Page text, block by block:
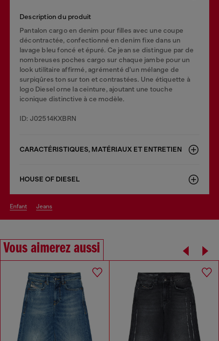
Description du produit
Pantalon cargo en denim pour filles avec une coupe
décontractée, confectionné en denim fixe dans un
lavage bleu foncé et épuré. Ce jean se distingue par de
nombreuses poches cargo sur chaque jambe pour un
look utilitaire affirmé, agrémenté d'un mélange de
surpiqûres ton sur ton et contrastées. Une étiquette à
logo Diesel orne la ceinture, ajoutant une touche
iconique distinctive à ce modèle.
ID: J02514KXBRN
CARACTÉRISTIQUES, MATÉRIAUX ET ENTRETIEN
HOUSE OF DIESEL
enfant jeans
Vous aimerez aussi